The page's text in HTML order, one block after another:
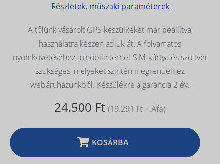
Részletek, műszaki paraméterek
A tőlünk vásárolt GPS készülkeket már beállítva,
használatra készen adjuk át. A folyamatos
nyomkövetéséhez a mobilinternet SIM-kártya és szoftver
szükséges, melyeket szintén megrendelhez
webáruházunkból. Készülékre a garancia 2 év.
24.500 Ft (19.291 Ft + Áfa)
KOSÁRBA